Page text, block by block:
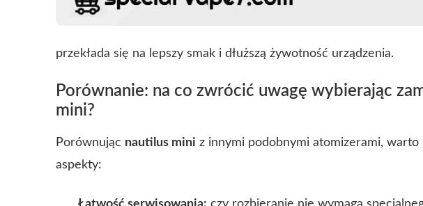
przekłada się na lepszy smak i dłuższą żywotność urządzenia.
Porównanie: na co zwrócić uwagę wybierając
mini?
Porównując nautilus mini z innymi podobnymi atomizerami, warto
aspekty: